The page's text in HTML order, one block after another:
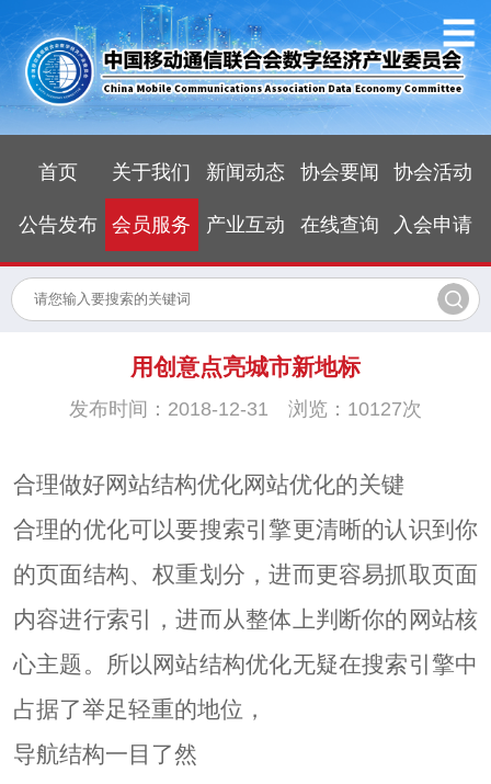
首页 关于我们 新闻动态 协会要闻 协会活动
公告发布 会员服务 产业互动 在线查询 入会申请
用创意点亮城市新地标
发布时间：2018-12-31 浏览：10127次
合理做好网站结构优化网站优化的关键
合理的优化可以要搜索引擎更清晰的认识到你
的页面结构、权重划分，进而更容易抓取页面
内容进行索引，进而从整体上判断你的网站核
心主题。所以网站结构优化无疑在搜索引擎中
占据了举足轻重的地位，
导航结构一目了然